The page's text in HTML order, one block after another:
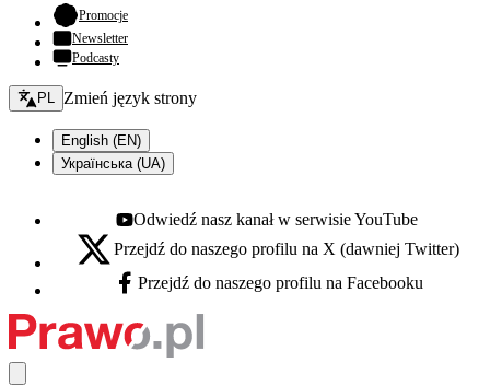
Promocje- otwiera się w nowej karcie
Newsletter
Podcasty
Zmień język - bieżący:
PL Zmień język strony
English (EN)
Українська (UA)
Youtube - otwiera się w nowej karcie
Odwiedź nasz kanał w serwisie YouTube
X - otwiera się w nowej karcie
Przejdź do naszego profilu na X (dawniej Twitter)
Facebook - otwiera się w nowej karcie
Przejdź do naszego profilu na Facebooku